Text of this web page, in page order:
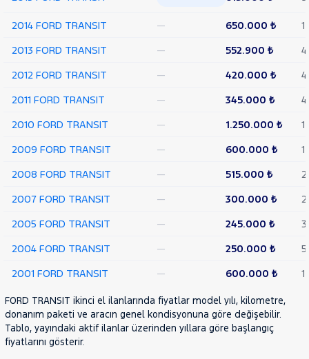
ISUZU
Iveco
Jaecoo
JEEP
MAN
MINI
MITSUBISHI
OPEL
PEUGEOT
RENAULT
2014 FORD TRANSIT — 650.000 ₺
1
2013 FORD TRANSIT
— 552.900 ₺
4
2012 FORD TRANSIT
— 420.000 ₺
4
2011 FORD TRANSIT
— 345.000 ₺
4
2010 FORD TRANSIT
— 1.250.000 ₺
1
2009 FORD TRANSIT
— 600.000 ₺
1
2008 FORD TRANSIT
— 515.000 ₺
2
2007 FORD TRANSIT
— 300.000 ₺
2
2005 FORD TRANSIT
— 245.000 ₺
3
2004 FORD TRANSIT
— 250.000 ₺
5
2001 FORD TRANSIT
— 600.000 ₺ 1
FORD TRANSIT ikinci el ilanlarında fiyatlar model yılı, kilometre,
donanım paketi ve aracın genel kondisyonuna göre değişebilir.
Tablo, yayındaki aktif ilanlar üzerinden yıllara göre başlangıç
fiyatlarını gösterir.